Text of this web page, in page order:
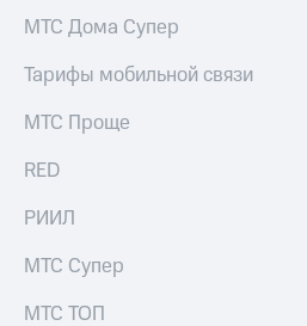
МТС Дома Супер
Тарифы мобильной связи
МТС Проще
RED
РИИЛ
МТС Супер
МТС ТОП